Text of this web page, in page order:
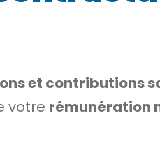
et contributions
votre rémunération